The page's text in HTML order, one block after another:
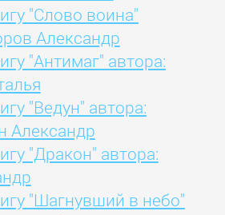
"Слово воина"
Александр
"Антимаг" автора:
"Ведун" автора:
Александр
"Дракон" автора:
"Шагнувший в небо"